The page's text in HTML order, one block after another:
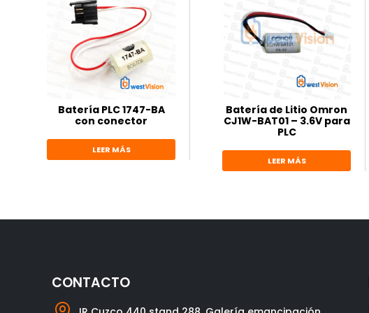
Batería PLC 1747-BA
con conector
LEER MÁS
Batería de Litio Omron
CJ1W-BAT01 – 3.6V para
PLC
LEER MÁS
CONTACTO